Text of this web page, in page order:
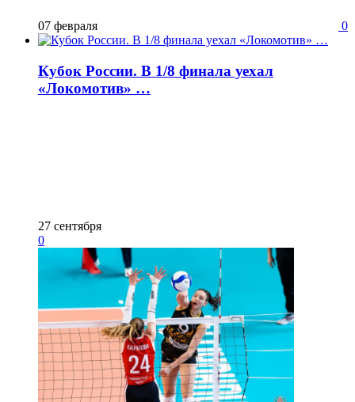
07 февраля 0
Кубок России. В 1/8 финала уехал
«Локомотив» …
27 сентября
0